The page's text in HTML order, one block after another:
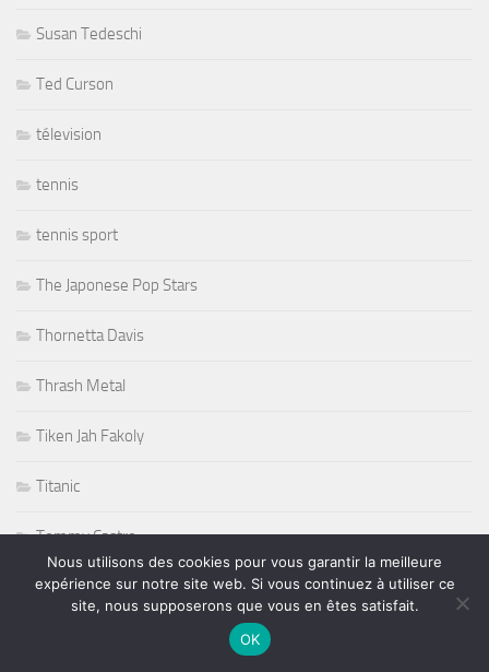
Susan Tedeschi
Ted Curson
télevision
tennis
tennis sport
The Japonese Pop Stars
Thornetta Davis
Thrash Metal
Tiken Jah Fakoly
Titanic
Tommy Castro
Tommy Shaw
Nous utilisons des cookies pour vous garantir la meilleure
expérience sur notre site web. Si vous continuez à utiliser ce
site, nous supposerons que vous en êtes satisfait.
OK